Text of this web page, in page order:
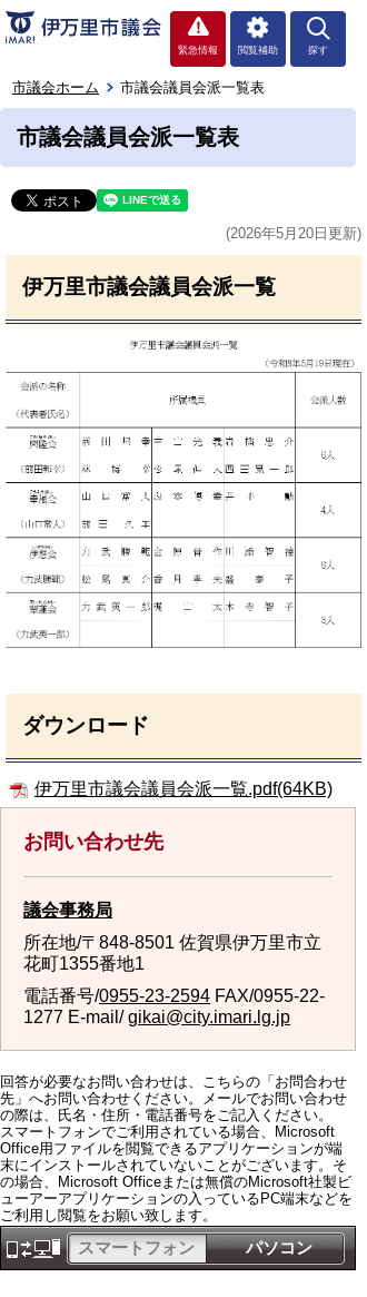
緊急情報 閲覧補助 探す
市議会ホーム 市議会議員会派一覧表
市議会議員会派一覧表
(2026年5月20日更新)
伊万里市議会議員会派一覧
ダウンロード
伊万里市議会議員会派一覧.pdf(64KB)
お問い合わせ先
議会事務局
所在地/〒848-8501 佐賀県伊万里市立
花町1355番地1
電話番号/0955-23-2594 FAX/0955-22-
1277 E-mail/gikai@city.imari.lg.jp
回答が必要なお問い合わせは、こちらの「お問合わせ
先」へお問い合わせください。メールでお問い合わせ
の際は、氏名・住所・電話番号をご記入ください。
スマートフォンでご利用されている場合、Microsoft
Office用ファイルを閲覧できるアプリケーションが端
末にインストールされていないことがございます。そ
の場合、Microsoft Officeまたは無償のMicrosoft社製ビ
ューアーアプリケーションの入っているPC端末などを
ご利用し閲覧をお願い致します。
パソコン
スマートフォン